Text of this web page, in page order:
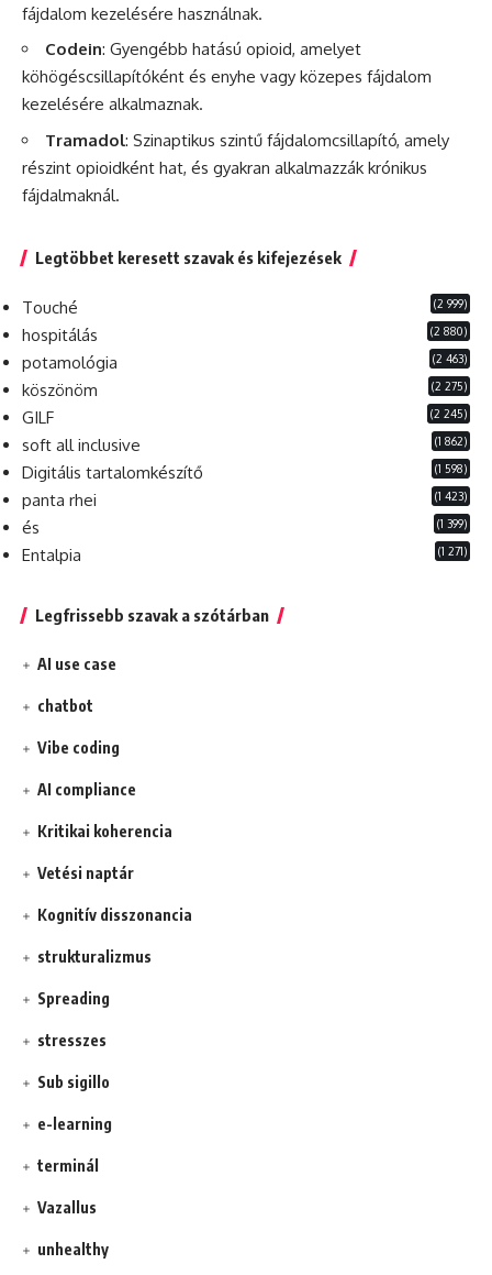
fájdalom kezelésére használnak.
Codein: Gyengébb hatású opioid, amelyet
köhögéscsillapítóként és enyhe vagy közepes fájdalom
kezelésére alkalmaznak.
Tramadol: Szinaptikus szintű fájdalomcsillapító, amely
részint opioidként hat, és gyakran alkalmazzák krónikus
fájdalmaknál.
Legtöbbet keresett szavak és kifejezések
Touché (2 999)
hospitálás (2 880)
potamológia (2 463)
köszönöm (2 275)
GILF (2 245)
soft all inclusive (1 862)
Digitális tartalomkészítő (1 598)
panta rhei (1 423)
és (1 399)
Entalpia (1 271)
Legfrissebb szavak a szótárban
AI use case
chatbot
Vibe coding
AI compliance
Kritikai koherencia
Vetési naptár
Kognitív disszonancia
strukturalizmus
Spreading
stresszes
Sub sigillo
e-learning
terminál
Vazallus
unhealthy